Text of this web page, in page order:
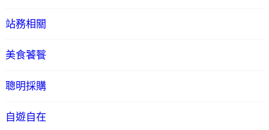
站務相關
美食饕餮
聰明採購
自遊自在